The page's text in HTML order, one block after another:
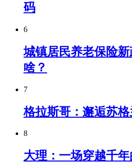
码
6
城镇居民养老保险
啥？
7
格拉斯哥：邂逅苏
8
大理：一场穿越千